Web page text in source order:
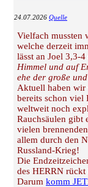
24.07.2026 Quelle
Vielfach mussten
welche derzeit
lässt an Joel 3,3-4
Himmel und auf
ehe der große
Aktuell haben wir
bereits schon viel
weltweit noch
Rauchsäulen gibt
vielen
allem durch den
Russland-Krieg!
Die
des HERRN
Darum komm